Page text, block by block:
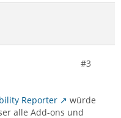
#3
Reporter
würde
alle Add-ons und